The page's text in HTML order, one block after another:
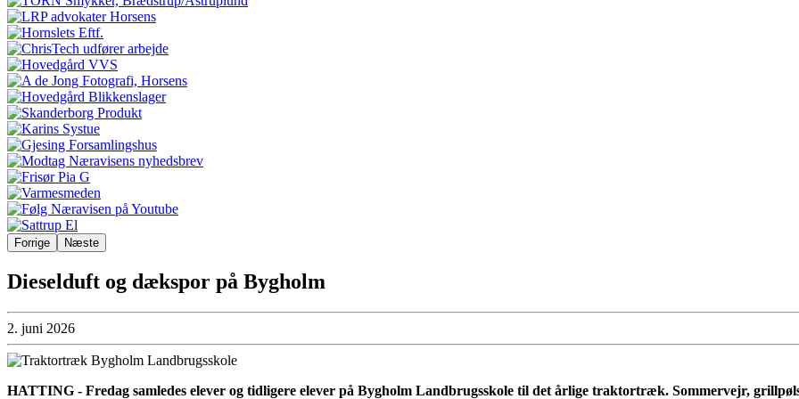
Forrige Næste
Dieselduft og dækspor på Bygholm
2. juni 2026
HATTING - Fredag samledes elever og tidligere elever på Bygholm Landbrugsskole til det årlige traktortræk. Sommervejr,